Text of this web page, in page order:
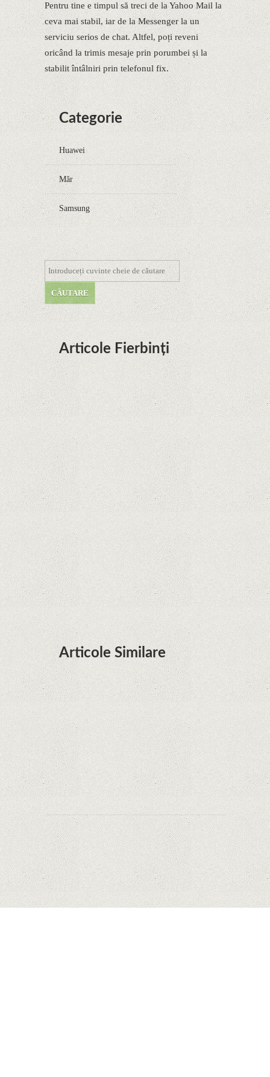
Pentru tine e timpul să treci de la Yahoo Mail la
ceva mai stabil, iar de la Messenger la un
serviciu serios de chat. Altfel, poți reveni
oricând la trimis mesaje prin porumbei și la
stabilit întâlniri prin telefonul fix.
Categorie
Huawei
Măr
Samsung
Articole Fierbinți
Dota Anime venind la Netflix în această lună de
la Legenda Korra Studio Mir
Curtea Supremă reglementează în favoarea
Google în Oracle Java Fight
Zvon: aplicațiile Google nu se mai pot instala pe
terminalele Huawei cu procesoare Kirin
Huawei P50 primeşte o posibilă dată de lansare
şi e mai curând decât credeam; Are cameră
telephoto cu zoom optic variabil
Articole Similare